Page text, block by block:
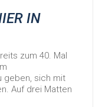
IN
zum 40. Mal
geben, sich mit
Auf drei Matten